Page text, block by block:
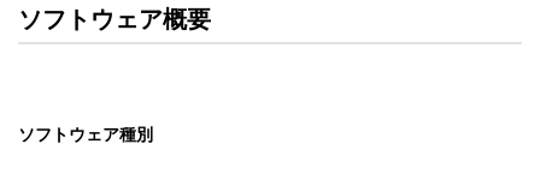
ソフトウェアの保証範囲
・ソフトウェアのダウンロード・導入はお客様の責任にお
ソフトウェア概要
ソフトウェア種別